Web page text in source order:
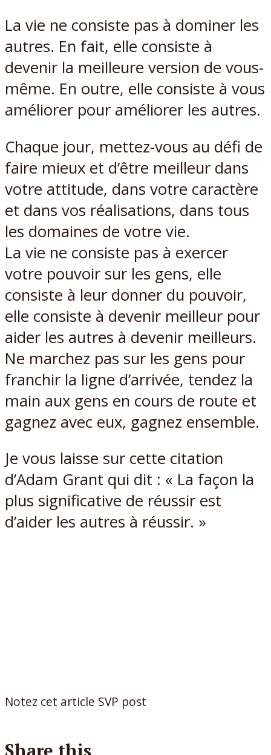
La vie ne consiste pas à dominer les
autres. En fait, elle consiste à
devenir la meilleure version de vous-
même. En outre, elle consiste à vous
améliorer pour améliorer les autres.
Chaque jour, mettez-vous au défi de
faire mieux et d’être meilleur dans
votre attitude, dans votre caractère
et dans vos réalisations, dans tous
les domaines de votre vie.
La vie ne consiste pas à exercer
votre pouvoir sur les gens, elle
consiste à leur donner du pouvoir,
elle consiste à devenir meilleur pour
aider les autres à devenir meilleurs.
Ne marchez pas sur les gens pour
franchir la ligne d’arrivée, tendez la
main aux gens en cours de route et
gagnez avec eux, gagnez ensemble.
Je vous laisse sur cette citation
d’Adam Grant qui dit : « La façon la
plus significative de réussir est
d’aider les autres à réussir. »
Notez cet article SVP post
Share this